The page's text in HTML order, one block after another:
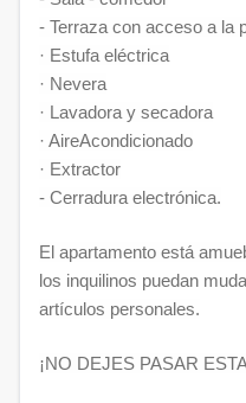
- Terraza con acceso a la
· Estufa eléctrica
· Nevera
· Lavadora y secadora
· AireAcondicionado
· Extractor
- Cerradura electrónica.
El apartamento está
los inquilinos puedan
artículos personales.
¡NO DEJES PASAR